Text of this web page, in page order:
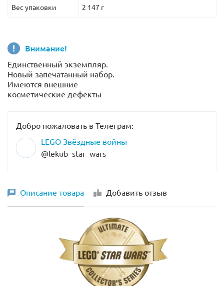
Вес упаковки 2 147 г
Внимание!
Единственный экземпляр.
Новый запечатанный набор.
Имеются внешние
косметические дефекты
Добро пожаловать в Телеграм:
LEGO Звёздные войны
@lekub_star_wars
Описание товара Добавить отзыв